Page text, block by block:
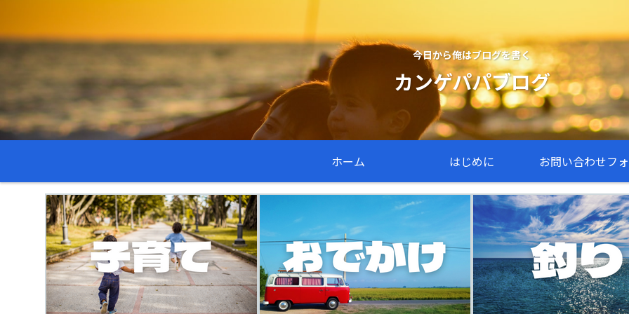
今日から俺はブログを書く
カンゲパパブログ
ホーム はじめに お問い合わせフ